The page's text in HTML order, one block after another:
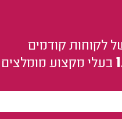
לקוחות קודמים
בעלי מקצוע מומלצים